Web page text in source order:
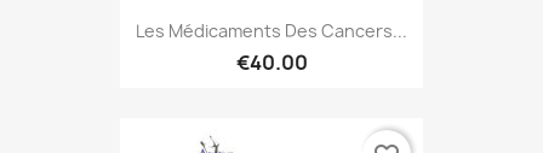
Les Médicaments Des Cancers...
€40.00